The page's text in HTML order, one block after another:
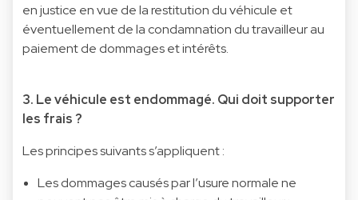
en justice en vue de la restitution du véhicule et
éventuellement de la condamnation du travailleur au
paiement de dommages et intérêts.
3. Le véhicule est endommagé. Qui doit supporter
les frais ?
Les principes suivants s’appliquent :
Les dommages causés par l’usure normale ne